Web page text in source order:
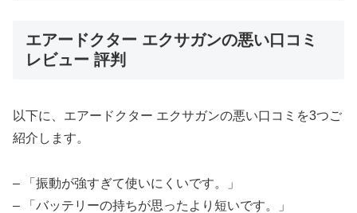
エアードクター エクサガンの悪い口コミ
レビュー 評判
以下に、エアードクター エクサガンの悪い口コミを3つご
紹介します。
– 「振動が強すぎて使いにくいです。」
– 「バッテリーの持ちが思ったより短いです。」